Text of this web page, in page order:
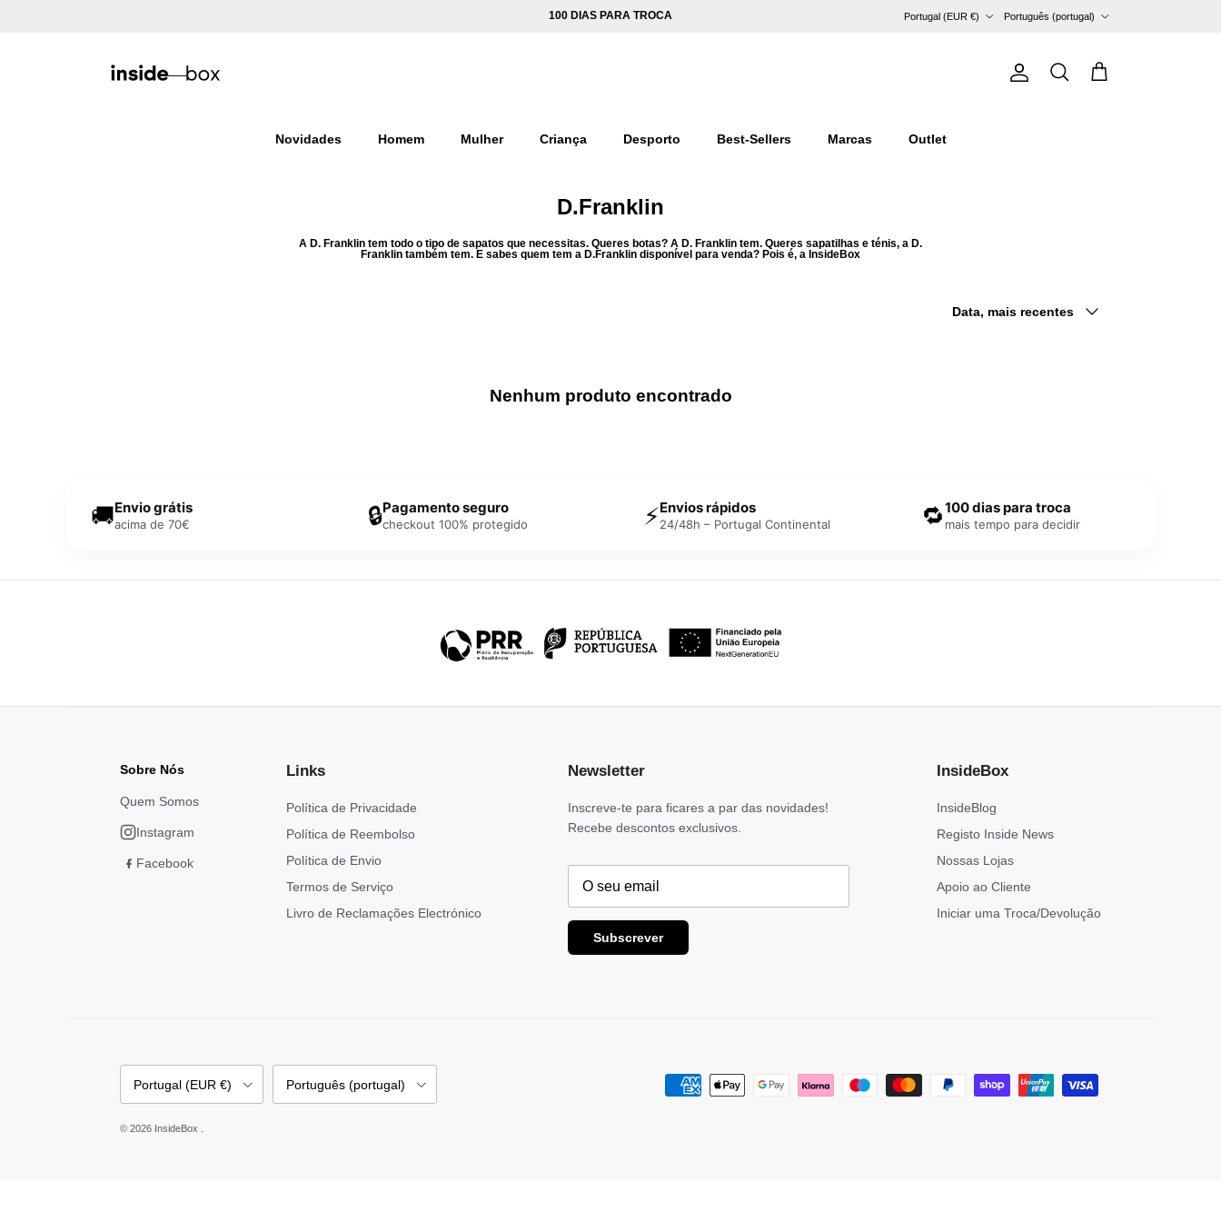
100 DIAS PARA TROCA
Portugal (EUR €)
Português (portugal)
ContaPesquisarCarrinho
Novidades Homem Mulher Criança Desporto Best-Sellers Marcas Outlet
D.Franklin
A D. Franklin tem todo o tipo de sapatos que necessitas. Queres botas? A D. Franklin tem. Queres sapatilhas e ténis, a D.
Franklin também tem. E sabes quem tem a D.Franklin disponível para venda? Pois é, a InsideBox
Data, mais recentes
Nenhum produto encontrado
🚚Envio grátis
acima de 70€ 🔒Pagamento seguro
checkout 100% protegido ⚡Envios rápidos
24/48h – Portugal Continental 🔁100 dias para troca
mais tempo para decidir
Sobre Nós
Quem Somos
Instagram
Facebook
Links
Política de Privacidade
Política de Reembolso
Política de Envio
Termos de Serviço
Livro de Reclamações Electrónico
Newsletter
Inscreve-te para ficares a par das novidades!
Recebe descontos exclusivos.
Subscrever
InsideBox
InsideBlog
Registo Inside News
Nossas Lojas
Apoio ao Cliente
Iniciar uma Troca/Devolução
Portugal (EUR €) Português (portugal)
© 2026 InsideBox